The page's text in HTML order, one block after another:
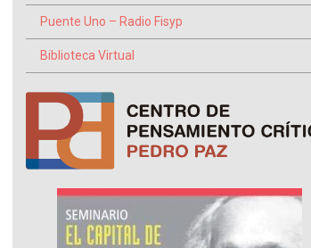
Puente Uno – Radio Fisyp
Biblioteca Virtual